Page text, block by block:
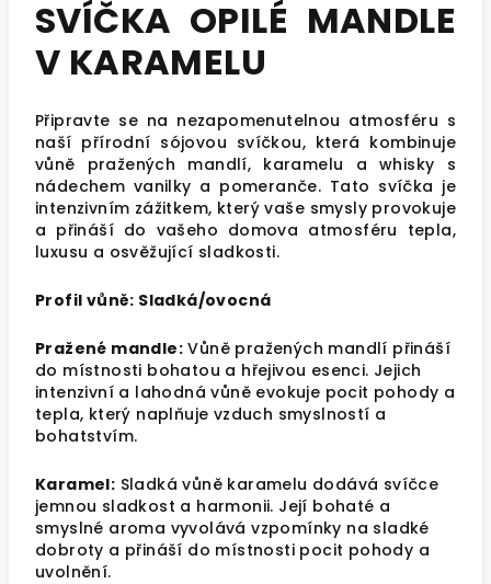
SVÍČKA OPILÉ MANDLE
V KARAMELU
Připravte se na nezapomenutelnou atmosféru s
naší přírodní sójovou svíčkou, která kombinuje
vůně pražených mandlí, karamelu a whisky s
nádechem vanilky a pomeranče. Tato svíčka je
intenzivním zážitkem, který vaše smysly provokuje
a přináší do vašeho domova atmosféru tepla,
luxusu a osvěžující sladkosti.
Profil vůně: Sladká/ovocná
Pražené mandle: Vůně pražených mandlí přináší
do místnosti bohatou a hřejivou esenci. Jejich
intenzivní a lahodná vůně evokuje pocit pohody a
tepla, který naplňuje vzduch smyslností a
bohatstvím.
Karamel: Sladká vůně karamelu dodává svíčce
jemnou sladkost a harmonii. Její bohaté a
smyslné aroma vyvolává vzpomínky na sladké
dobroty a přináší do místnosti pocit pohody a
uvolnění.